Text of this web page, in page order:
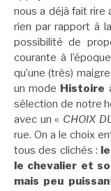
nous a déjà fait rire
rien par rapport à
possibilité de
courante à
qu’une (très)
un mode Histoire
sélection de notre
avec un « CHOIX
rue. On a le choix
tous des clichés :
le chevalier et
mais peu